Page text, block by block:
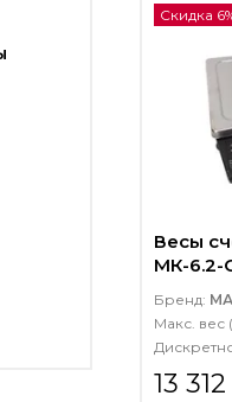
Скидка
Весы
МК-6.2-
Бренд:
Макс. вес
13